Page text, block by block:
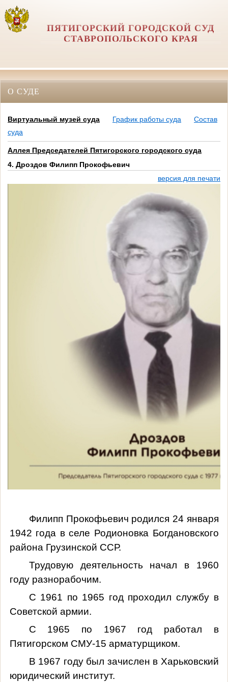
ПЯТИГОРСКИЙ ГОРОДСКОЙ СУД
СТАВРОПОЛЬСКОГО КРАЯ
О СУДЕ
Виртуальный музей суда График работы суда
Состав
суда
Аллея Председателей Пятигорского городского суда
4. Дроздов Филипп Прокофьевич
версия для печати
Филипп Прокофьевич родился 24 января
1942 года в селе Родионовка Богдановского
района Грузинской ССР.
Трудовую деятельность начал в 1960
году разнорабочим.
С 1961 по 1965 год проходил службу в
Советской армии.
С 1965 по 1967 год работал в
Пятигорском СМУ-15 арматурщиком.
В 1967 году был зачислен в Харьковский
юридический институт.